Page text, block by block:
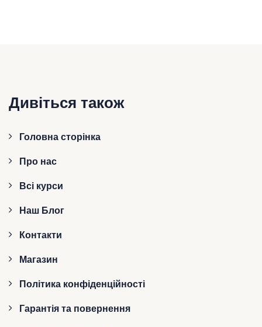
Дивіться також
Головна сторінка
Про нас
Всі курси
Наш Блог
Контакти
Магазин
Політика конфіденційності
Гарантія та повернення